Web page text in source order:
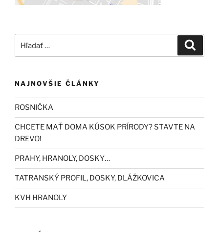
NAJNOVŠIE ČLÁNKY
ROSNIČKA
CHCETE MAŤ DOMA KÚSOK PRÍRODY? STAVTE NA
DREVO!
PRAHY, HRANOLY, DOSKY…
TATRANSKÝ PROFIL, DOSKY, DLÁŽKOVICA
KVH HRANOLY